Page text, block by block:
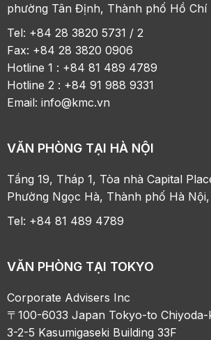
phường Tân Định, Thành phố Hồ Chí
Tel: +84 28 3820 5731 / 2
Fax: +84 28 3820 0906
Hotline 1 : +84 81 489 4789
Hotline 2 : +84 91 988 9331
Email:info@kmc.vn
VĂN PHÒNG TẠI HÀ NỘI
Tầng 19, Tháp 1, Tòa nhà Capital
Phường Ngọc Hà, Thành phố Hà Nội,
Tel: +84 81 489 4789
VĂN PHÒNG TẠI TOKYO
Corporate Advisers Inc
〒100-6033 Japan Tokyo-to Chiyoda-
3-2-5 Kasumigaseki Building 33F